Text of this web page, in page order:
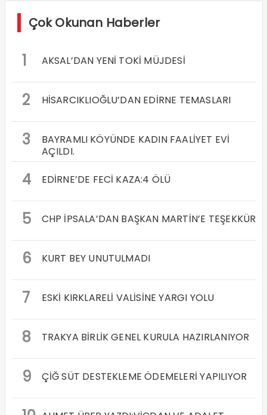
Çok Okunan Haberler
1 AKSAL’DAN YENİ TOKİ MÜJDESİ
2 HİSARCIKLIOĞLU’DAN EDİRNE TEMASLARI
3
BAYRAMLI KÖYÜNDE KADIN FAALİYET EVİ
AÇILDI.
4 EDİRNE’DE FECİ KAZA:4 ÖLÜ
5 CHP İPSALA’DAN BAŞKAN MARTİN’E TEŞEKKÜR
6 KURT BEY UNUTULMADI
7 ESKİ KIRKLARELİ VALİSİNE YARGI YOLU
8 TRAKYA BİRLİK GENEL KURULA HAZIRLANIYOR
9 ÇİĞ SÜT DESTEKLEME ÖDEMELERİ YAPILIYOR